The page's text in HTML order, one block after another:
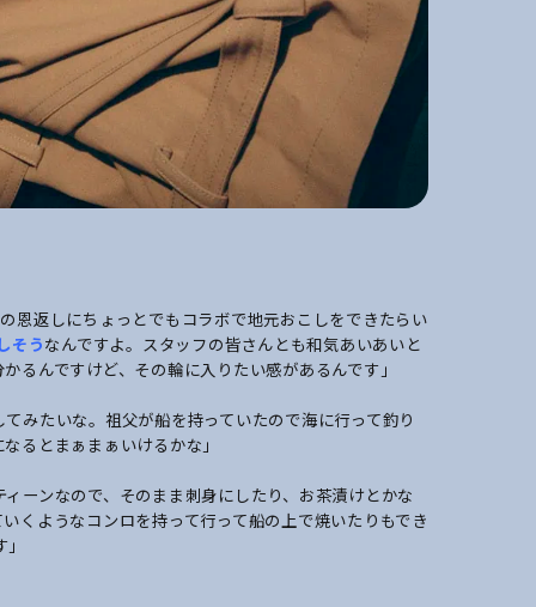
恩返しにちょっとでもコラボで地元おこしをできたらい
そうなんですよ。スタッフの皆さんとも和気あいあいと
るんですけど、その輪に入りたい感があるんです」
みたいな。祖父が船を持っていたので海に行って釣り
るとまぁまぁいけるかな」
ーンなので、そのまま刺身にしたり、お茶漬けとかな
くようなコンロを持って行って船の上で焼いたりもでき